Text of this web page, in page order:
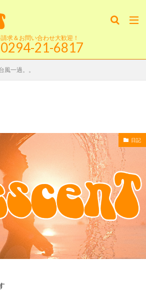
求＆お問い合わせ大歓迎！
0294-21-6817
風一過。。
日記